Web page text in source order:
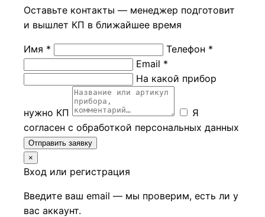
Оставьте контакты — менеджер подготовит
и вышлет КП в ближайшее время
Имя *
Телефон *
Email *
На какой прибор
нужно КП
Я
согласен с обработкой персональных данных
Отправить заявку
×
Вход или регистрация
Введите ваш email — мы проверим, есть ли у
вас аккаунт.